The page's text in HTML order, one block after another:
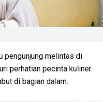
pengunjung melintas di
perhatian pecinta kuliner
di bagian dalam.